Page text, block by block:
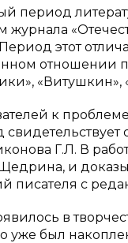
период
журнала
этот
отношении
к
Г.Л. В
и
писателя с
в
уже был